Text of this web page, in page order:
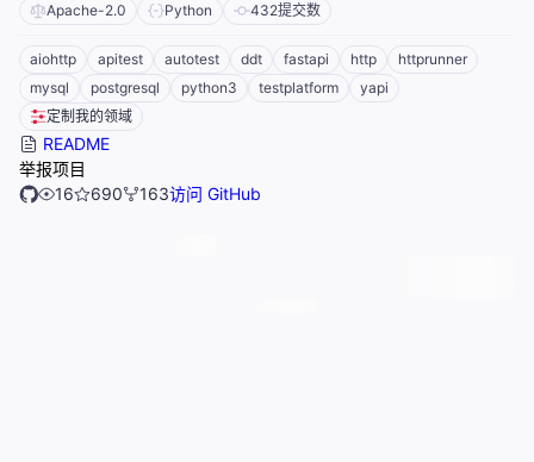
Apache-2.0 Python 432提交数
aiohttp apitest autotest ddt fastapi http
httprunner
mysql
postgresql python3 testplatform
yapi
定制我的领域
README
举报项目
16
690 163访问 GitHub